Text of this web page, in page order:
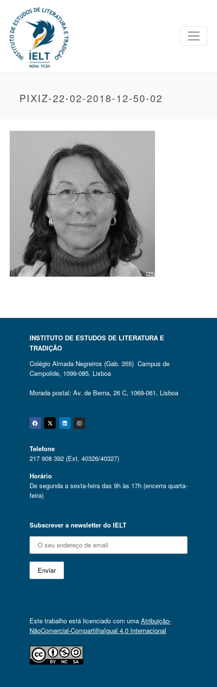
PIXIZ-22-02-2018-12-50-02
INSTITUTO DE ESTUDOS DE LITERATURA E
TRADIÇÃO
Colégio Almada Negreiros (Gab. 355) Campus de
Campolide, 1099-085, Lisboa
Morada postal: Av. de Berna, 26 C, 1069-061, Lisboa
Facebook
Twitter
Linkedin
Instagram
Telefone
217 908 392 (Ext. 40326/40327)
Horário
De segunda a sexta-feira das 9h às 17h (encerra quarta-
feira)
Subscrever a newsletter do IELT
Este trabalho está licenciado com uma Atribuição-
NãoComercial-CompartilhaIgual 4.0 Internacional